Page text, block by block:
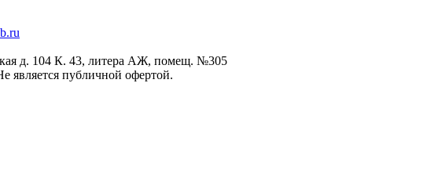
д. 104 К. 43, литера АЖ, помещ. №305
публичной офертой.